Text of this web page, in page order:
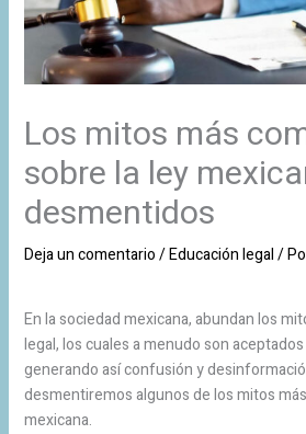
Los mitos más
sobre la ley
desmentidos
Deja un comentario/Educación legal/
En la sociedad mexicana, abundan los
legal, los cuales a menudo son
generando así confusión y
desmentiremos algunos de los mitos
mexicana.